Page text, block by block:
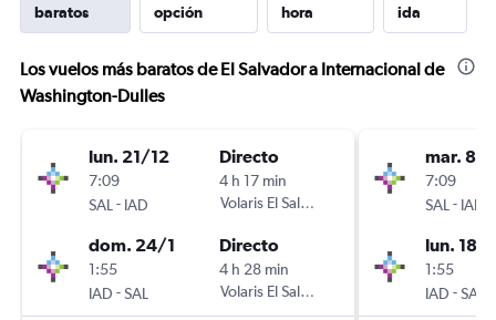
baratos
opción
hora
ida
Los vuelos más baratos de El Salvador a Internacional de
Washington-Dulles
lun. 21/12
7:09
SAL - IAD
Directo
4 h 17 min
Volaris El Salvador
dom. 24/1
1:55
IAD -SAL
Directo
4 h 28 min
Volaris El Salvador
mar. 8/
7:09
SAL - IAD
lun. 18/1
1:55
IAD -SAL